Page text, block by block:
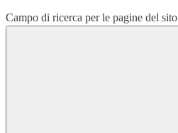
Campo di ricerca per le pagine del sito